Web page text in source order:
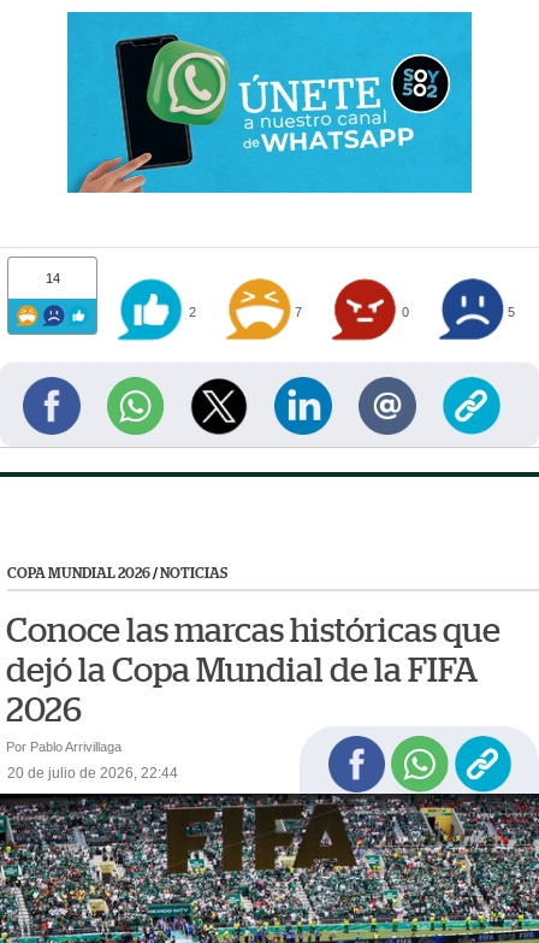
14
2 7 0 5
COPA MUNDIAL 2026/ NOTICIAS
Conoce las marcas históricas que
dejó la Copa Mundial de la FIFA
2026
Por Pablo Arrivillaga
20 de julio de 2026, 22:44